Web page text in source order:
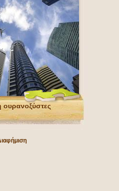
ουρανοξύστες